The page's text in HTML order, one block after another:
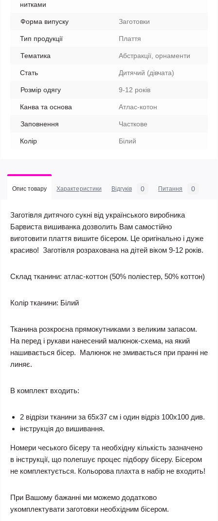
нитками
Форма випуску Заготовки
Тип продукції Плаття
Тематика Абстракції, орнаменти
Стать Дитячий (дівчата)
Розмір одягу 9-12 років
Канва та основа Атлас-котон
Заповнення Часткове
Колір Білий
Опис товару Характеристики Відгуків 0 Питання 0
Заготівля дитячого сукні від українського виробника
Барвиста вишиванка дозволить Вам самостійно
виготовити плаття вишите бісером. Це оригінально і дуже
красиво! Заготівля розрахована на дітей віком 9-12 років.
Склад тканини: атлас-коттон (50% поліестер, 50% коттон)
Колір тканини: Білий
Тканина розкроєна прямокутниками з великим запасом.
На перед і рукави нанесений малюнок-схема, на який
нашивається бісер. Малюнок не змивається при пранні не
линяє.
В комплект входить:
2 відрізи тканини за 65х37 см і один відріз 100х100 див.
інструкція до вишивання.
Номери чеського бісеру та необхідну кількість зазначено
в інструкції, що полегшує процес підбору бісеру. Бісером
не комплектується. Кольорова плахта в набір не входить!
При Вашому бажанні ми можемо додатково
укомплектувати заготовки необхідним бісером.